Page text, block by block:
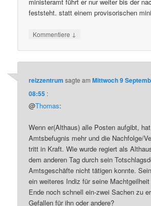
feststeht. statt einem provisorischen
Kommentiere ↓
reizzentrum sagte amMittwoch 9
08:55 :
@Thomas:
Wenn er(Althaus) alle Posten aufgibt,
Amtsbefugnis mehr und die Nachfolge/
tritt in Kraft. Wie wurde regiert als
dem anderen Tag durch sein
Amtsgeschäfte nicht tätigen konnte.
ein weiteres Indiz für seine
Ende noch schnell ein-zwei Sachen zu
Gefallen für ihn oder andere?